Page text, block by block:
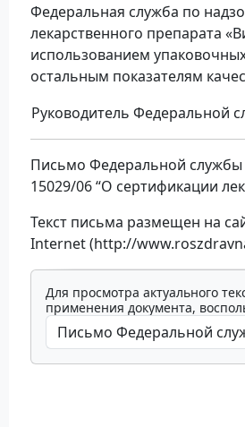
Федеральная служба по
лекарственного препарата
использованием
остальным показателям
Руководитель Федеральной
Письмо Федеральной службы
15029/06 “О сертификации
Текст письма размещен на
Internet (http://
Для просмотра актуального
применения документа,